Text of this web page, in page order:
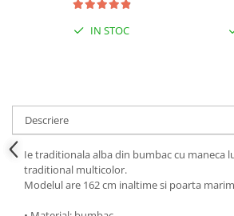
IN STOC
Descriere
Ie traditionala alba din bumbac cu maneca
traditional multicolor.
Modelul are 162 cm inaltime si poarta